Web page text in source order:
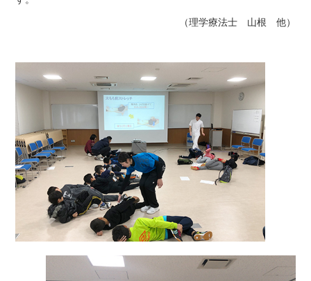
（理学療法士 山根 他）